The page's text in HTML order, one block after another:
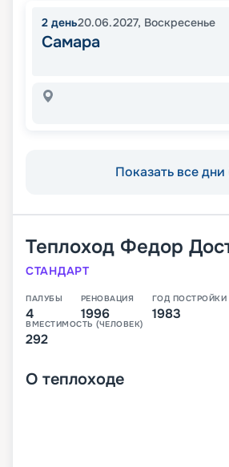
2 день20.06.2027, Воскресенье
Самара
Показать все дни
Теплоход Федор
СТАНДАРТ
ПАЛУБЫ
4
РЕНОВАЦИЯ
1996
ГОД ПОСТРОЙКИ
1983
ВМЕСТИМОСТЬ (ЧЕЛОВЕК)
292
О теплоходе